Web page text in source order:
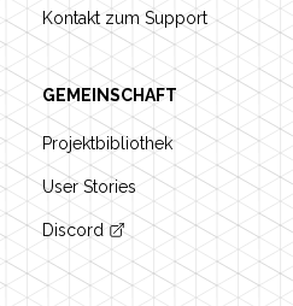
Kontakt zum Support
GEMEINSCHAFT
Projektbibliothek
User Stories
Discord